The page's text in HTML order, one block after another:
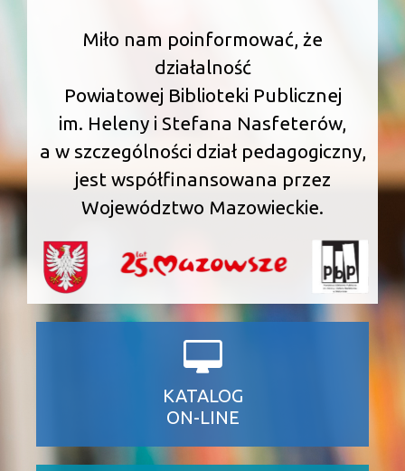
Miło nam poinformować, że
działalność
Powiatowej Biblioteki Publicznej
im. Heleny i Stefana Nasfeterów,
a w szczególności dział pedagogiczny,
jest współfinansowana przez
Województwo Mazowieckie.
KATALOG
ON-LINE